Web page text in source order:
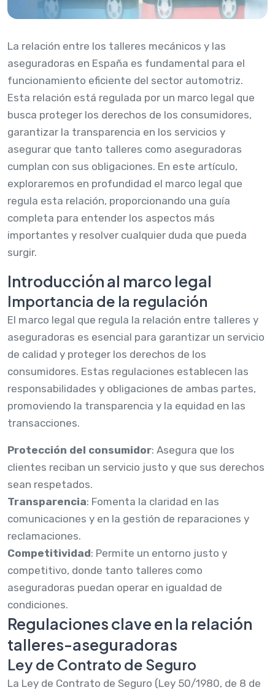
La relación entre los talleres mecánicos y las
aseguradoras en España es fundamental para el
funcionamiento eficiente del sector automotriz.
Esta relación está regulada por un marco legal que
busca proteger los derechos de los consumidores,
garantizar la transparencia en los servicios y
asegurar que tanto talleres como aseguradoras
cumplan con sus obligaciones. En este artículo,
exploraremos en profundidad el marco legal que
regula esta relación, proporcionando una guía
completa para entender los aspectos más
importantes y resolver cualquier duda que pueda
surgir.
Introducción al marco legal
Importancia de la regulación
El marco legal que regula la relación entre talleres y
aseguradoras es esencial para garantizar un servicio
de calidad y proteger los derechos de los
consumidores. Estas regulaciones establecen las
responsabilidades y obligaciones de ambas partes,
promoviendo la transparencia y la equidad en las
transacciones.
Protección del consumidor: Asegura que los
clientes reciban un servicio justo y que sus derechos
sean respetados.
Transparencia: Fomenta la claridad en las
comunicaciones y en la gestión de reparaciones y
reclamaciones.
Competitividad: Permite un entorno justo y
competitivo, donde tanto talleres como
aseguradoras puedan operar en igualdad de
condiciones.
Regulaciones clave en la relación
talleres-aseguradoras
Ley de Contrato de Seguro
La Ley de Contrato de Seguro (Ley 50/1980, de 8 de